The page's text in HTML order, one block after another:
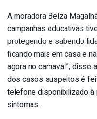
A moradora Belza
campanhas educativas
protegendo e sabendo
ficando mais em casa e
agora no carnaval”, disse
dos casos suspeitos é
telefone disponibilizado à
sintomas.